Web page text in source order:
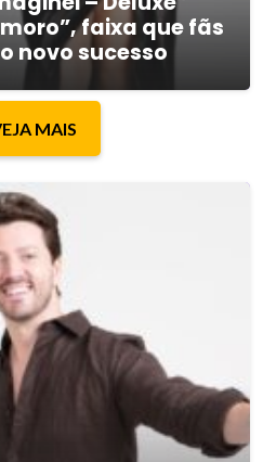
faixa que fãs
novo sucesso
MAIS